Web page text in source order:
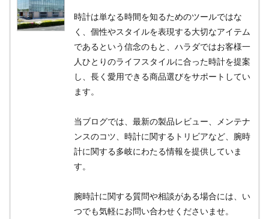
時計は単なる時間を知るためのツールではな
く、個性やスタイルを表現する大切なアイテム
であるという信念のもと、ハラダではお客様一
人ひとりのライフスタイルに合った時計を提案
し、長く愛用できる商品選びをサポートしてい
ます。
当ブログでは、最新の製品レビュー、メンテナ
ンスのコツ、時計に関するトリビアなど、腕時
計に関する多岐にわたる情報を提供していま
す。
腕時計に関する質問や相談がある場合には、い
つでも気軽にお問い合わせくださいませ。